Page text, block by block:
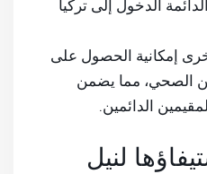
الدخول إلى تركيا
إمكانية الحصول على
الصحي، مما يضمن
الدائمين.
لنيل